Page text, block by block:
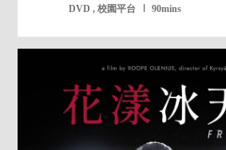
DVD , 校園平台 90mins